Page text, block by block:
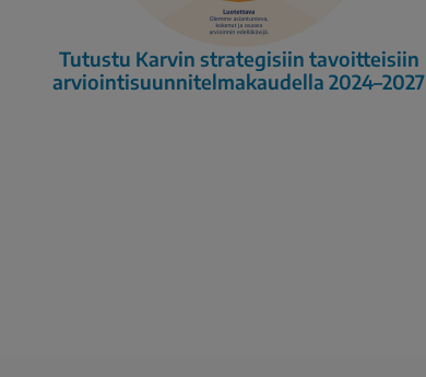
Tutustu Karvin strategisiin tavoitteisiin
arviointisuunnitelmakaudella 2024–2027